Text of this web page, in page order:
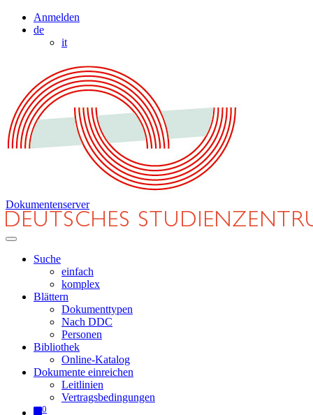
Anmelden
de
it
Dokumentenserver
Suche
einfach
komplex
Blättern
Dokumenttypen
Nach DDC
Personen
Bibliothek
Online-Katalog
Dokumente einreichen
Leitlinien
Vertragsbedingungen
0